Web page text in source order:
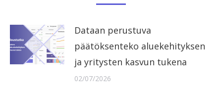
Dataan perustuva
päätöksenteko aluekehityksen
ja yritysten kasvun tukena
02/07/2026